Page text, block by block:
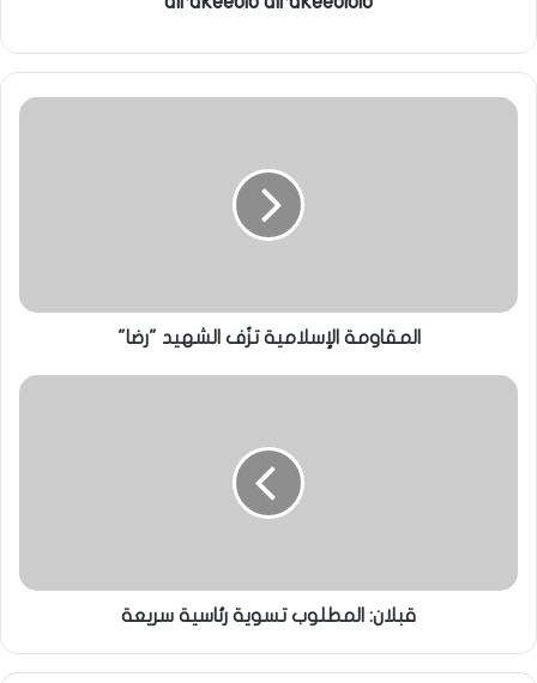
المقاومة الإسلامية تزُف الشهيد "رضا"
قبلان: المطلوب تسوية رئاسية سريعة